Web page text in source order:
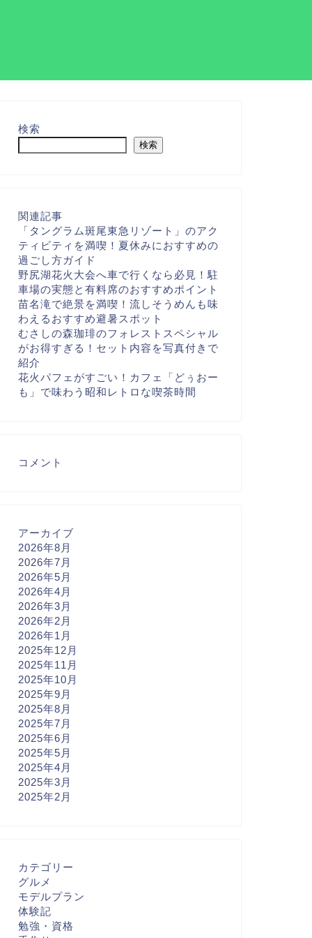
検索
検索
関連記事
「タングラム斑尾東急リゾート」のアク
ティビティを満喫！夏休みにおすすめの
過ごし方ガイド
野尻湖花火大会へ車で行くなら必見！駐
車場の実態と有料席のおすすめポイント
苗名滝で絶景を満喫！流しそうめんも味
わえるおすすめ避暑スポット
むさしの森珈琲のフォレストスペシャル
がお得すぎる！セット内容を写真付きで
紹介
花火パフェがすごい！カフェ「どぅおー
も」で味わう昭和レトロな喫茶時間
コメント
アーカイブ
2026年8月
2026年7月
2026年5月
2026年4月
2026年3月
2026年2月
2026年1月
2025年12月
2025年11月
2025年10月
2025年9月
2025年8月
2025年7月
2025年6月
2025年5月
2025年4月
2025年3月
2025年2月
カテゴリー
グルメ
モデルプラン
体験記
勉強・資格